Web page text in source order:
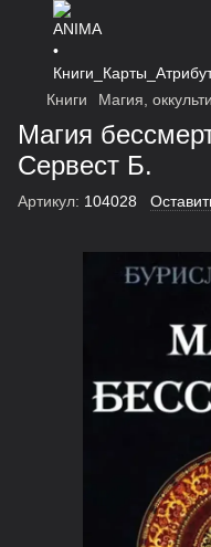
Книги Магия,
Магия
Сервест Б.
Артикул: 104028